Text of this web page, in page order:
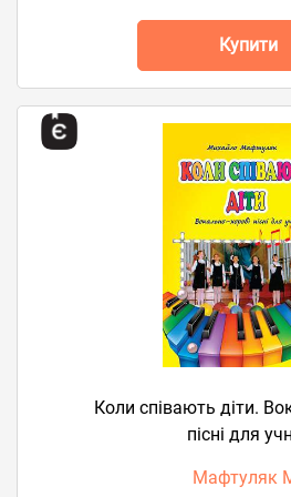
Купити
Коли співають діти.
пісні для
Мафтуляк